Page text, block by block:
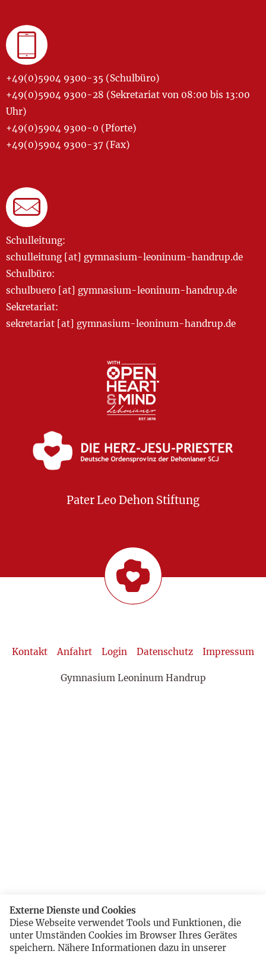
+49(0)5904 9300-35 (Schulbüro)
+49(0)5904 9300-28 (Sekretariat von 08:00 bis 13:00
Uhr)
+49(0)5904 9300-0 (Pforte)
+49(0)5904 9300-37 (Fax)
Schulleitung:
schulleitung [at] gymnasium-leoninum-handrup.de
Schulbüro:
schulbuero [at] gymnasium-leoninum-handrup.de
Sekretariat:
sekretariat [at] gymnasium-leoninum-handrup.de
Pater Leo Dehon Stiftung
Kontakt Anfahrt Login Datenschutz Impressum
Gymnasium Leoninum Handrup
Externe Dienste und Cookies
Diese Webseite verwendet Tools und Funktionen, die
unter Umständen Cookies im Browser Ihres Gerätes
speichern. Nähere Informationen dazu in unserer